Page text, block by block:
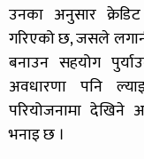
उनका अनुसार
गरिएको छ, जसले
बनाउन सहयोग
अवधारणा पनि
परियोजनामा देखिने
भनाइ छ ।